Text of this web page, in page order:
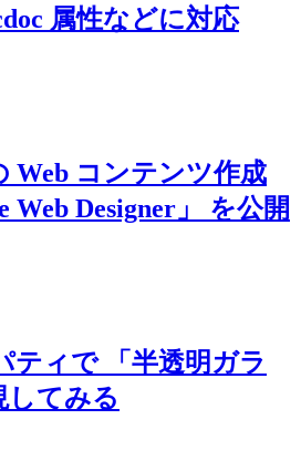
属性などに対応
Web コンテンツ作成
Web Designer」 を公開
ティで 「半透明ガラ
してみる